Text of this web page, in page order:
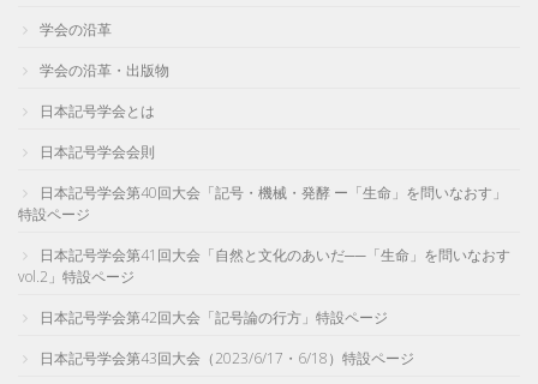
学会の沿革
学会の沿革・出版物
日本記号学会とは
日本記号学会会則
日本記号学会第40回大会「記号・機械・発酵 ー「生命」を問いなおす」
特設ページ
日本記号学会第41回大会「自然と文化のあいだ──「生命」を問いなおす
vol.2」特設ページ
日本記号学会第42回大会「記号論の行方」特設ページ
日本記号学会第43回大会（2023/6/17・6/18）特設ページ